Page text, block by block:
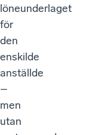
löneunderlaget
för
den
enskilde
anställde
–
men
utan